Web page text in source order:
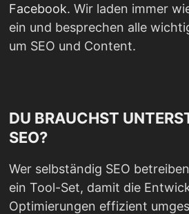
Facebook. Wir laden immer
ein und besprechen alle
um SEO und Content.
DU BRAUCHST
SEO?
Wer selbständig SEO
ein Tool-Set, damit die
Optimierungen effizient